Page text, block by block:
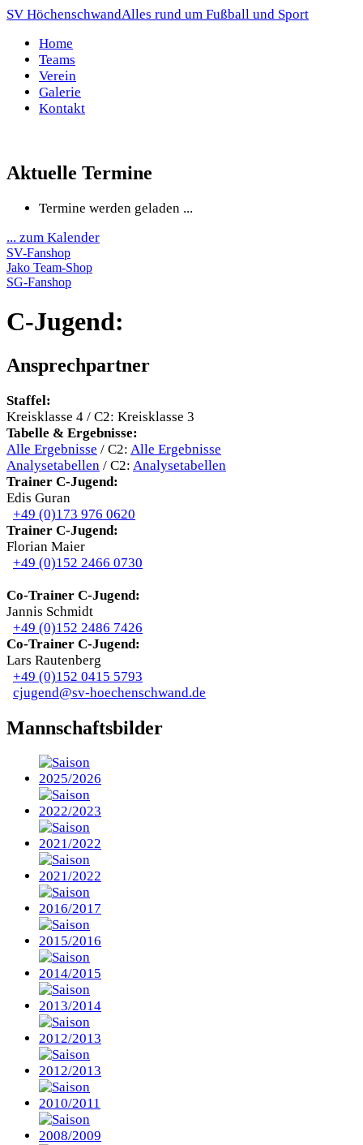
SV HöchenschwandAlles rund um Fußball und Sport
Home
Teams
Verein
Galerie
Kontakt
Aktuelle Termine
Termine werden geladen ...
... zum Kalender
SV-Fanshop
Jako Team-Shop
SG-Fanshop
C-Jugend:
Ansprechpartner
Staffel:
Kreisklasse 4 / C2: Kreisklasse 3
Tabelle & Ergebnisse:
Alle Ergebnisse / C2: Alle Ergebnisse
Analysetabellen / C2: Analysetabellen
Trainer C-Jugend:
Edis Guran
+49 (0)173 976 0620‬
Trainer C-Jugend:
Florian Maier
+49 (0)152 2466 0730
Co-Trainer C-Jugend:
Jannis Schmidt
‭+49 (0)152 2486 7426
Co-Trainer C-Jugend:
Lars Rautenberg
+49 (0)152 0415 5793‬‭‬
cjugend@sv-hoechenschwand.de
Mannschaftsbilder